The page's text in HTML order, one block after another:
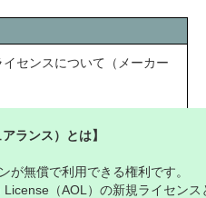
センスについて（メーカー
ランス）とは】
無償で利用できる権利です。
（AOL）の新規ライセンス